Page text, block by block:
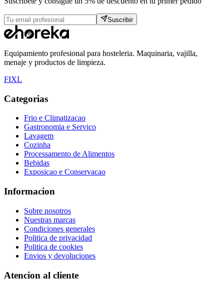
Suscribir
Equipamiento profesional para hosteleria. Maquinaria, vajilla,
menaje y productos de limpieza.
FIXL
Categorias
Frio e Climatizacao
Gastronomia e Servico
Lavagem
Cozinha
Processamento de Alimentos
Bebidas
Exposicao e Conservacao
Informacion
Sobre nosotros
Nuestras marcas
Condiciones generales
Politica de privacidad
Politica de cookies
Envios y devoluciones
Atencion al cliente